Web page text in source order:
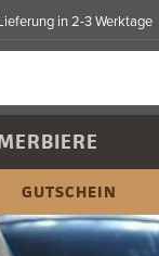
in 2-3 Werktage
GUTSCHEIN